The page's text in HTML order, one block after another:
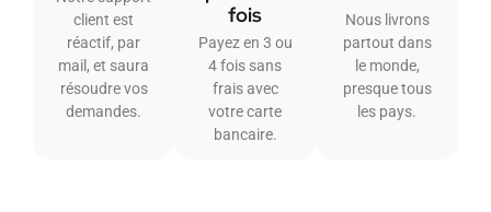
client est
réactif, par
mail, et saura
résoudre vos
demandes.
fois
Payez en 3 ou
4 fois sans
frais avec
votre carte
bancaire.
Nous livrons
partout dans
le monde,
presque tous
les pays.